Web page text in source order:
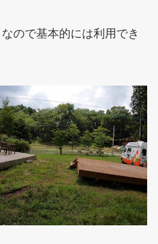
ので基本的には利用でき